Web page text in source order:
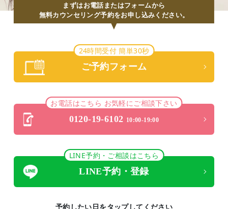
まずはお電話またはフォームから
無料カウンセリング予約をお申し込みください。
24時間受付 簡単30秒
ご予約フォーム
お電話はこちら お気軽にご相談下さい
0120-19-6102 10:00-19:00
LINE予約・ご相談はこちら
LINE予約・登録
予約したい日をタップしてください